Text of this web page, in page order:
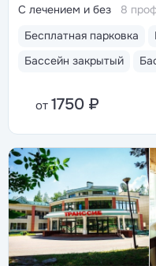
Бесплатная парковка
Бассейн закрытый
С лечением и без 8
от 1750 ₽